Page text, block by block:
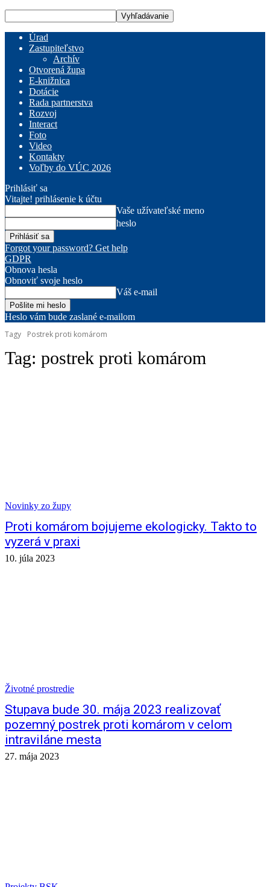
Úrad
Zastupiteľstvo
Archív
Otvorená župa
E-knižnica
Dotácie
Rada partnerstva
Rozvoj
Interact
Foto
Video
Kontakty
Voľby do VÚC 2026
Prihlásiť sa
Vitajte! prihlásenie k účtu
Vaše užívateľské meno
heslo
Forgot your password? Get help
GDPR
Obnova hesla
Obnoviť svoje heslo
Váš e-mail
Heslo vám bude zaslané e-mailom
Tagy
Postrek proti komárom
Tag: postrek proti komárom
Novinky zo župy
Proti komárom bojujeme ekologicky. Takto to
vyzerá v praxi
10. júla 2023
Životné prostredie
Stupava bude 30. mája 2023 realizovať
pozemný postrek proti komárom v celom
intraviláne mesta
27. mája 2023